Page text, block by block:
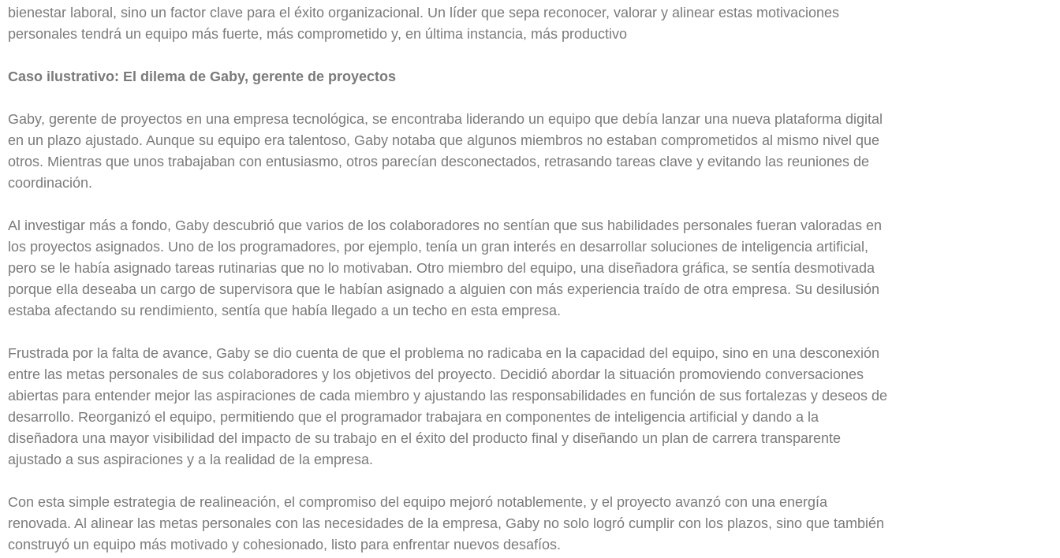
bienestar laboral, sino un factor clave para el éxito organizacional. Un líder que sepa reconocer, valorar y alinear estas motivaciones
personales tendrá un equipo más fuerte, más comprometido y, en última instancia, más productivo
Caso ilustrativo: El dilema de Gaby, gerente de proyectos
Gaby, gerente de proyectos en una empresa tecnológica, se encontraba liderando un equipo que debía lanzar una nueva plataforma digital
en un plazo ajustado. Aunque su equipo era talentoso, Gaby notaba que algunos miembros no estaban comprometidos al mismo nivel que
otros. Mientras que unos trabajaban con entusiasmo, otros parecían desconectados, retrasando tareas clave y evitando las reuniones de
coordinación.
Al investigar más a fondo, Gaby descubrió que varios de los colaboradores no sentían que sus habilidades personales fueran valoradas en
los proyectos asignados. Uno de los programadores, por ejemplo, tenía un gran interés en desarrollar soluciones de inteligencia artificial,
pero se le había asignado tareas rutinarias que no lo motivaban. Otro miembro del equipo, una diseñadora gráfica, se sentía desmotivada
porque ella deseaba un cargo de supervisora que le habían asignado a alguien con más experiencia traído de otra empresa. Su desilusión
estaba afectando su rendimiento, sentía que había llegado a un techo en esta empresa.
Frustrada por la falta de avance, Gaby se dio cuenta de que el problema no radicaba en la capacidad del equipo, sino en una desconexión
entre las metas personales de sus colaboradores y los objetivos del proyecto. Decidió abordar la situación promoviendo conversaciones
abiertas para entender mejor las aspiraciones de cada miembro y ajustando las responsabilidades en función de sus fortalezas y deseos de
desarrollo. Reorganizó el equipo, permitiendo que el programador trabajara en componentes de inteligencia artificial y dando a la
diseñadora una mayor visibilidad del impacto de su trabajo en el éxito del producto final y diseñando un plan de carrera transparente
ajustado a sus aspiraciones y a la realidad de la empresa.
Con esta simple estrategia de realineación, el compromiso del equipo mejoró notablemente, y el proyecto avanzó con una energía
renovada. Al alinear las metas personales con las necesidades de la empresa, Gaby no solo logró cumplir con los plazos, sino que también
construyó un equipo más motivado y cohesionado, listo para enfrentar nuevos desafíos.